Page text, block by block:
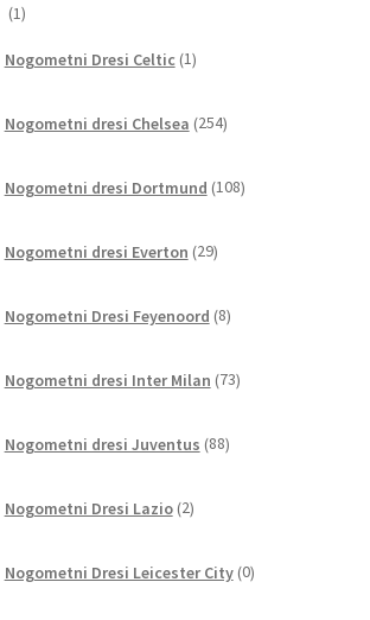
11
Nogometni Dresi Celtic 1izdelek
Nogometni dresi Chelsea 254izdelkov
Nogometni dresi Dortmund 108izdelkov
Nogometni dresi Everton 29izdelkov
Nogometni Dresi Feyenoord 8izdelkov
Nogometni dresi Inter Milan 73izdelkov
Nogometni dresi Juventus 88izdelkov
Nogometni Dresi Lazio 2izdelka
Nogometni Dresi Leicester City 0izdelkov